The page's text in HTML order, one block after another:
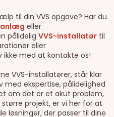
til din VVS opgave? Har du
eller
pålidelig VVS-installatørtil
eller
ikke med at kontakte os!
VVS-installatører, står klar
ekspertise, pålidelighed
om det er et akut problem,
projekt, er vi her for at
der passer til dine